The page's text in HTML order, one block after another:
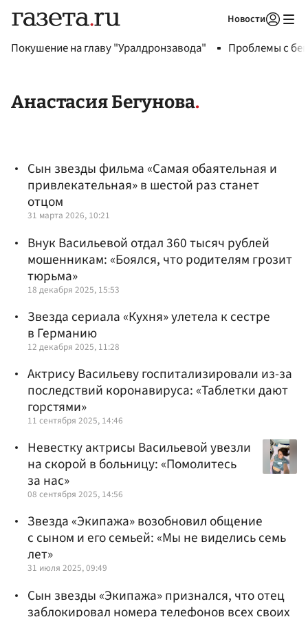
Новости
Покушение на главу "Уралдронзавода" Проблемы с
Анастасия Бегунова
Сын звезды фильма «Самая обаятельная и
привлекательная» в шестой раз станет
отцом
31 марта 2026, 10:21
Внук Васильевой отдал 360 тысяч рублей
мошенникам: «Боялся, что родителям грозит
тюрьма»
18 декабря 2025, 15:53
Звезда сериала «Кухня» улетела к сестре
в Германию
12 декабря 2025, 11:28
Актрису Васильеву госпитализировали из-за
последствий коронавируса: «Таблетки дают
горстями»
11 сентября 2025, 14:46
Невестку актрисы Васильевой увезли
на скорой в больницу: «Помолитесь
за нас»
08 сентября 2025, 14:56
Звезда «Экипажа» возобновил общение
с сыном и его семьей: «Мы не виделись семь
лет»
31 июля 2025, 09:49
Сын звезды «Экипажа» признался, что отец
заблокировал номера телефонов всех своих